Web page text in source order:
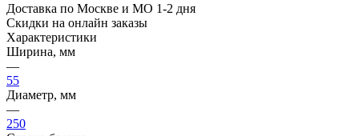
Доставка по Москве и МО 1-2 дня
Скидки на онлайн заказы
Характеристики
Ширина, мм
—
55
Диаметр, мм
—
250